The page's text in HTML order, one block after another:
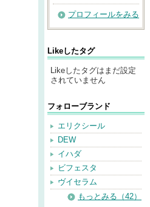
プロフィールをみる
Likeしたタグ
Likeしたタグはまだ設定
されていません
フォローブランド
エリクシール
DEW
イハダ
ビフェスタ
ヴイセラム
もっとみる（42）